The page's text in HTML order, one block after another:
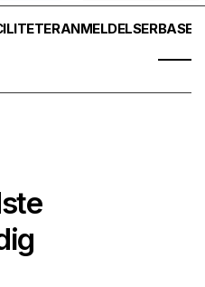
ANMELDELSER